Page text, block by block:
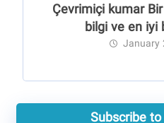
Çevrimiçi kumar
bilgi ve en iyi
January
Subscribe